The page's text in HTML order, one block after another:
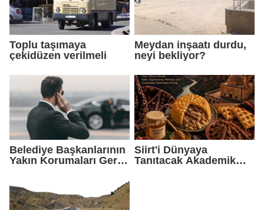
Toplu taşımaya
çekidüzen verilmeli
Meydan inşaatı durdu,
neyi bekliyor?
Belediye Başkanlarının
Yakın Korumaları Geri
Siirt'i Dünyaya
Tanıtacak Akademik